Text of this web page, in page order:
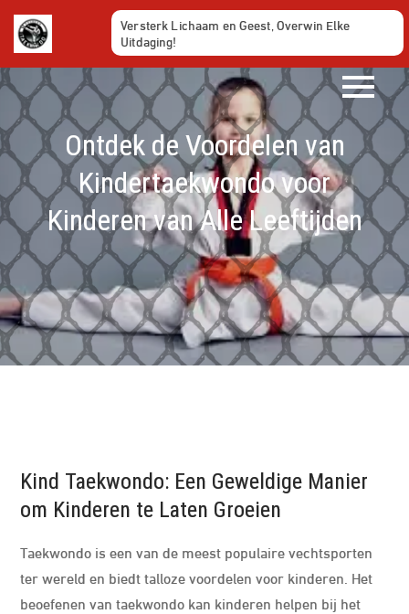
Ga
naar
de
inhoud
Versterk Lichaam en Geest, Overwin Elke
Uitdaging!
Ontdek de Voordelen van
Kindertaekwondo voor
Kinderen van Alle Leeftijden
Kind Taekwondo: Een Geweldige Manier
om Kinderen te Laten Groeien
Taekwondo is een van de meest populaire vechtsporten
ter wereld en biedt talloze voordelen voor kinderen. Het
beoefenen van taekwondo kan kinderen helpen bij het